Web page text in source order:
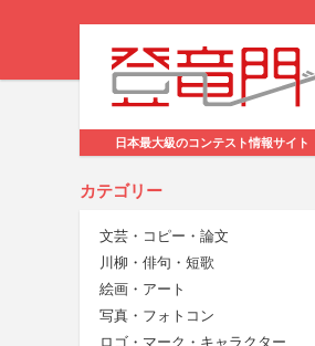
日本最大級のコンテスト情報サイト
カテゴリー
文芸・コピー・論文
川柳・俳句・短歌
絵画・アート
写真・フォトコン
ロゴ・マーク・キャラクター